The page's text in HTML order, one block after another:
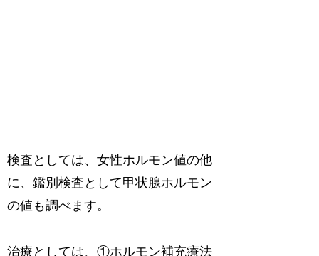
検査としては、女性ホルモン値の他
に、鑑別検査として甲状腺ホルモン
の値も調べます。
治療としては、①ホルモン補充療法